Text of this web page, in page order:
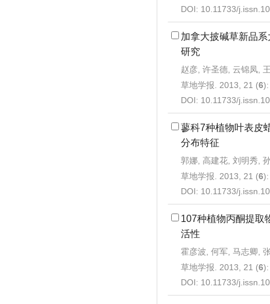
DOI: 10.11733/
加拿大披碱草新品
研究
赵彦, 许圣德, 云锦凤,
草地学报. 2013, 21 (6
DOI: 10.11733/
蓼科7种植物叶表皮
分布特征
郭娜, 高建花, 刘明秀,
草地学报. 2013, 21 (6
DOI: 10.11733/
107种植物丙酮提取
活性
霍彦波, 何军, 马志卿,
草地学报. 2013, 21 (6
DOI: 10.11733/